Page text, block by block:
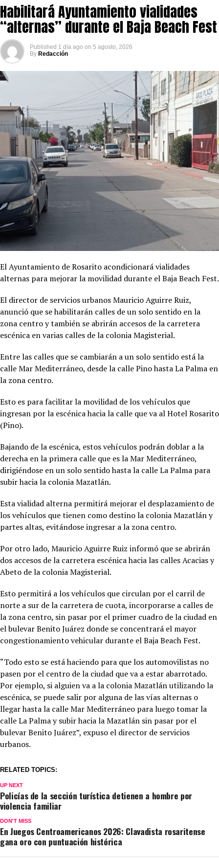
Habilitará Ayuntamiento vialidades
“alternas” durante el Baja Beach Fest
Published 1 día ago on 5 agosto, 2026
By Redacción
El Ayuntamiento de Rosarito acondicionará vialidades
alternas para mejorar la movilidad durante el Baja Beach Fest.
El director de servicios urbanos Mauricio Aguirre Ruiz,
anunció que se habilitarán calles de un solo sentido en la
zona centro y también se abrirán accesos de la carretera
escénica en varias calles de la colonia Magisterial.
Entre las calles que se cambiarán a un solo sentido está la
calle Mar Mediterráneo, desde la calle Pino hasta La Palma en
la zona centro.
Esto es para facilitar la movilidad de los vehículos que
ingresan por la escénica hacia la calle que va al Hotel Rosarito
(Pino).
Bajando de la escénica, estos vehículos podrán doblar a la
derecha en la primera calle que es la Mar Mediterráneo,
dirigiéndose en un solo sentido hasta la calle La Palma para
subir hacia la colonia Mazatlán.
Esta vialidad alterna permitirá mejorar el desplazamiento de
los vehículos que tienen como destino la colonia Mazatlán y
partes altas, evitándose ingresar a la zona centro.
Por otro lado, Mauricio Aguirre Ruiz informó que se abrirán
dos accesos de la carretera escénica hacia las calles Acacias y
Abeto de la colonia Magisterial.
Esto permitirá a los vehículos que circulan por el carril de
norte a sur de la carretera de cuota, incorporarse a calles de
la zona centro, sin pasar por el primer cuadro de la ciudad en
el bulevar Benito Juárez donde se concentrará el mayor
congestionamiento vehicular durante el Baja Beach Fest.
“Todo esto se está haciendo para que los automovilistas no
pasen por el centro de la ciudad que va a estar abarrotado.
Por ejemplo, si alguien va a la colonia Mazatlán utilizando la
escénica, se puede salir por alguna de las vías alternas o
llegar hasta la calle Mar Mediterráneo para luego tomar la
calle La Palma y subir hacia la Mazatlán sin pasar por el
bulevar Benito Juárez”, expuso el director de servicios
urbanos.
RELATED TOPICS:
UP NEXT
Policías de la sección turística detienen a hombre por
violencia familiar
DON'T MISS
En Juegos Centroamericanos 2026: Clavadista rosaritense
gana oro con puntuación histórica